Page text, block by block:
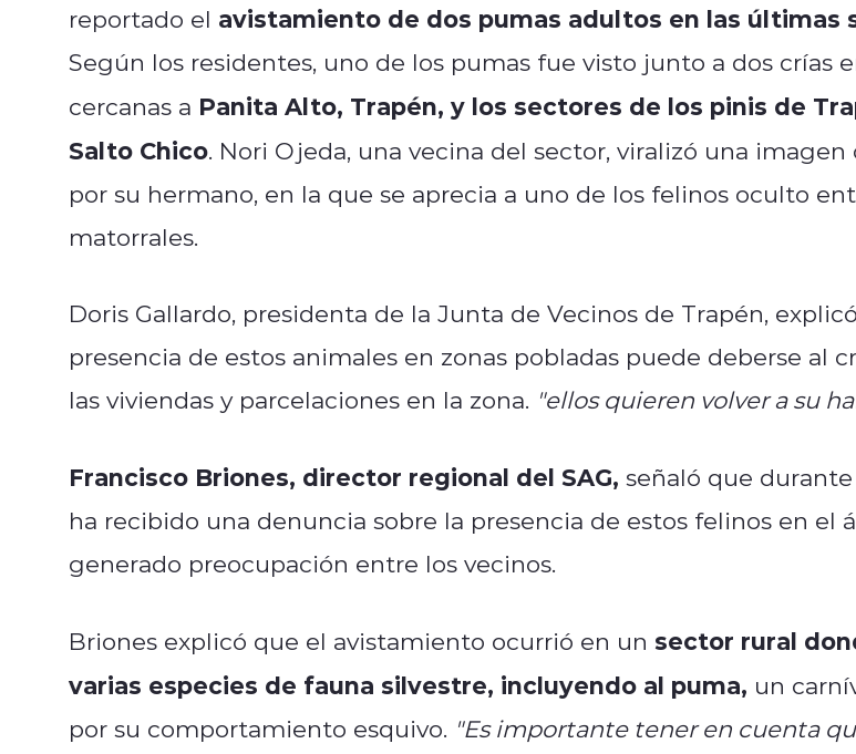
reportado el avistamiento de dos pumas adultos en las últimas
Según los residentes, uno de los pumas fue visto junto a dos crías
cercanas a Panita Alto, Trapén, y los sectores de los pinis de
Salto Chico. Nori Ojeda, una vecina del sector, viralizó una imagen
por su hermano, en la que se aprecia a uno de los felinos oculto
matorrales.
Doris Gallardo, presidenta de la Junta de Vecinos de Trapén,
presencia de estos animales en zonas pobladas puede deberse al
las viviendas y parcelaciones en la zona. "ellos quieren volver a su
Francisco Briones, director regional del SAG, señaló que
ha recibido una denuncia sobre la presencia de estos felinos en el
generado preocupación entre los vecinos.
Briones explicó que el avistamiento ocurrió en un sector rural
varias especies de fauna silvestre, incluyendo al puma, un
por su comportamiento esquivo. "Es importante tener en cuenta